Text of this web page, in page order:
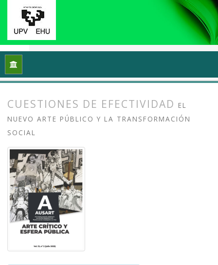
Inicio
CUESTIONES DE EFECTIVIDAD EL
NUEVO ARTE PÚBLICO Y LA TRANSFORMACIÓN
SOCIAL